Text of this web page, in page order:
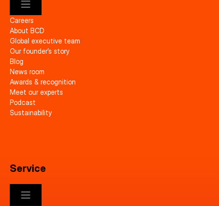
Careers
About BCD
Global executive team
Our founder’s story
Blog
News room
Awards & recognition
Meet our experts
Podcast
Sustainability
Service